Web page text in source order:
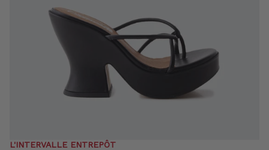
L'INTERVALLE ENTREPÔT